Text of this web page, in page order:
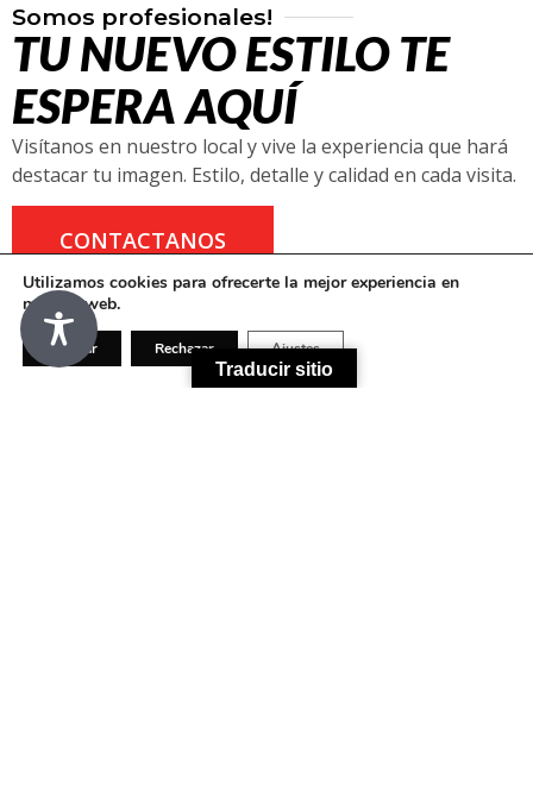
Somos profesionales!
TU NUEVO ESTILO TE
ESPERA AQUÍ
Visítanos en nuestro local y vive la experiencia que hará
destacar tu imagen. Estilo, detalle y calidad en cada visita.
CONTACTANOS
Traducir sitio
Utilizamos cookies para ofrecerte la mejor experiencia en
nuestra web.
Aceptar Rechazar Ajustes